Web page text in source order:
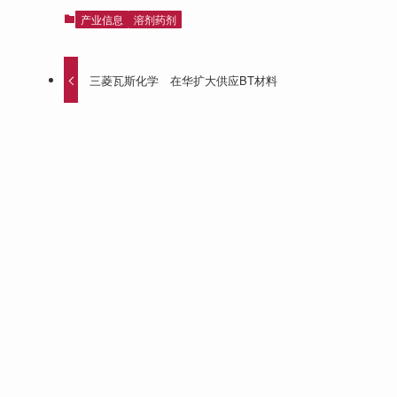
产业信息 溶剂药剂
三菱瓦斯化学 在华扩大供应BT材料